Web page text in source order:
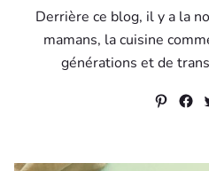
Derrière ce blog, il y a la
mamans, la cuisine
générations et de